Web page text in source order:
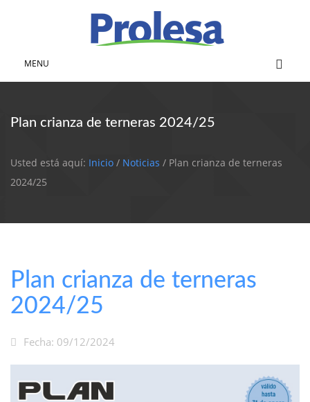
MENU
Plan crianza de terneras 2024/25
Usted está aquí: Inicio / Noticias / Plan crianza de terneras
2024/25
Plan crianza de terneras
2024/25
Fecha: 09/12/2024